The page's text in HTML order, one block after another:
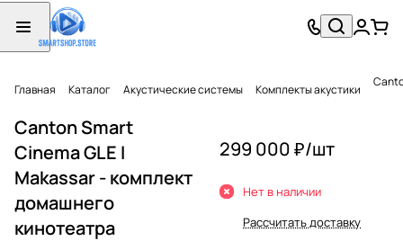
Главная Каталог Акустические системы Комплекты акустики
Canton Smart
Cinema GLE I
Makassar - комплект
домашнего
кинотеатра
299 000 ₽/шт
Нет в наличии
Рассчитать доставку